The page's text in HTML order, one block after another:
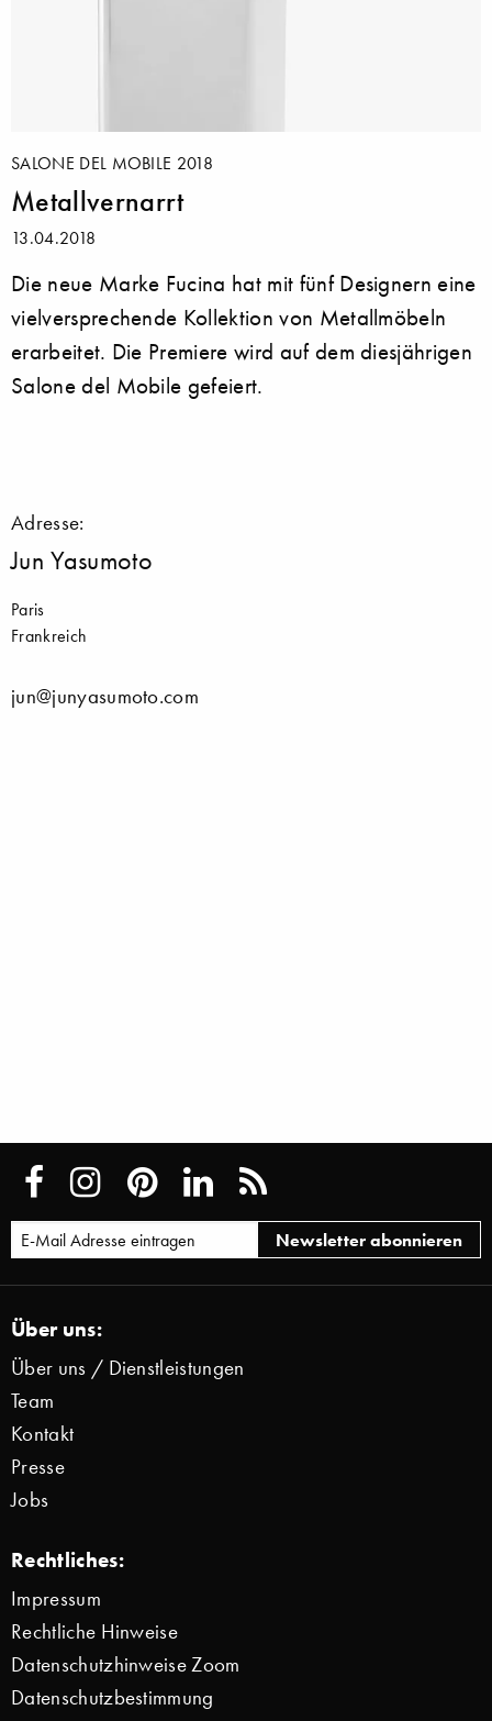
SALONE DEL MOBILE 2018
Metallvernarrt
13.04.2018
Die neue Marke Fucina hat mit fünf Designern eine
vielversprechende Kollektion von Metallmöbeln
erarbeitet. Die Premiere wird auf dem diesjährigen
Salone del Mobile gefeiert.
Adresse:
Jun Yasumoto
Paris
Frankreich
jun@junyasumoto.com
Über uns:
Über uns / Dienstleistungen
Team
Kontakt
Presse
Jobs
Rechtliches:
Impressum
Rechtliche Hinweise
Datenschutzhinweise Zoom
Datenschutzbestimmung